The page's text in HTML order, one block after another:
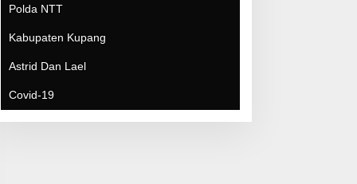
Polda NTT
Kabupaten Kupang
Astrid Dan Lael
Covid-19